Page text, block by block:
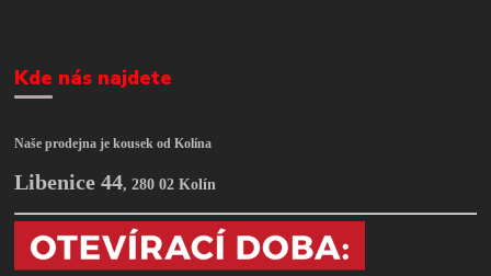
Kde nás najdete
Naše prodejna je kousek od Kolína
Libenice 44,280 02 Kolín